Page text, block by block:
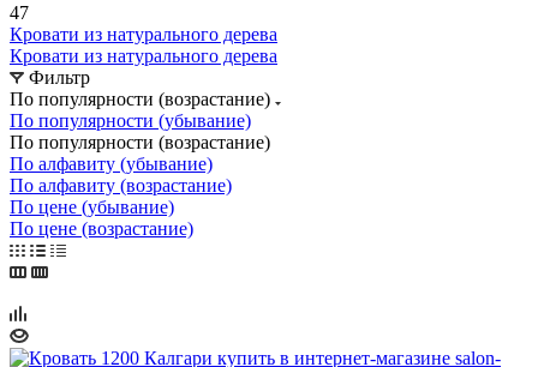
47
Кровати из натурального дерева
Кровати из натурального дерева
Фильтр
По популярности (возрастание)
По популярности (убывание)
По популярности (возрастание)
По алфавиту (убывание)
По алфавиту (возрастание)
По цене (убывание)
По цене (возрастание)